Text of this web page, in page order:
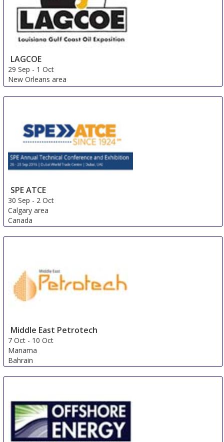
LAGCOE
29 Sep - 1 Oct
New Orleans area
United States
SPE ATCE
30 Sep - 2 Oct
Calgary area
Canada
Middle East Petrotech
7 Oct - 10 Oct
Manama
Bahrain